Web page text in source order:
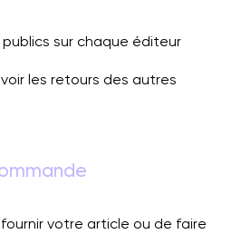
sur chaque éditeur
les retours des autres
votre article ou de faire